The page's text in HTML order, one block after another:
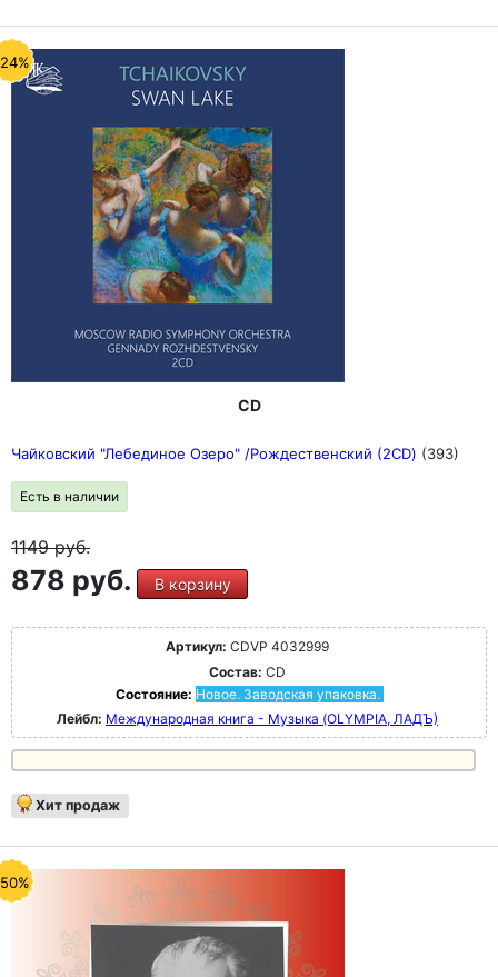
CD
Чайковский "Лебединое Озеро" /Рождественский (2CD) (393)
Есть в наличии
1149руб.
878 руб. В корзину
Артикул: CDVP 4032999
Состав: CD
Состояние: Новое. Заводская упаковка.
Лейбл: Международная книга - Музыка (OLYMPIA, ЛАДЪ)
Хит продаж